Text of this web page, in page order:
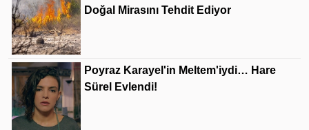
Doğal Mirasını Tehdit Ediyor
Poyraz Karayel'in Meltem'iydi… Hare
Sürel Evlendi!